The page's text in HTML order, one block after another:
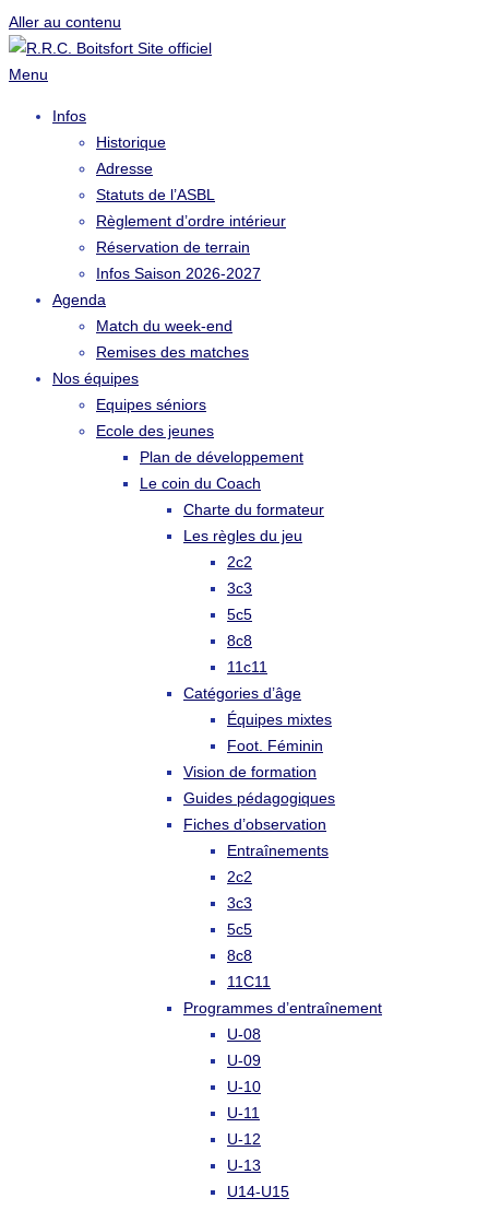
Aller au contenu
Menu
Infos
Historique
Adresse
Statuts de l’ASBL
Règlement d’ordre intérieur
Réservation de terrain
Infos Saison 2026-2027
Agenda
Match du week-end
Remises des matches
Nos équipes
Equipes séniors
Ecole des jeunes
Plan de développement
Le coin du Coach
Charte du formateur
Les règles du jeu
2c2
3c3
5c5
8c8
11c11
Catégories d’âge
Équipes mixtes
Foot. Féminin
Vision de formation
Guides pédagogiques
Fiches d’observation
Entraînements
2c2
3c3
5c5
8c8
11C11
Programmes d’entraînement
U-08
U-09
U-10
U-11
U-12
U-13
U14-U15